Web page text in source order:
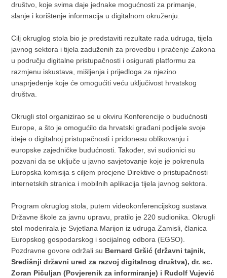
društvo, koje svima daje jednake mogućnosti za primanje,
slanje i korištenje informacija u digitalnom okruženju.
Cilj okruglog stola bio je predstaviti rezultate rada udruga, tijela
javnog sektora i tijela zaduženih za provedbu i praćenje Zakona
u području digitalne pristupačnosti i osigurati platformu za
razmjenu iskustava, mišljenja i prijedloga za njezino
unaprjeđenje koje će omogućiti veću uključivost hrvatskog
društva.
Okrugli stol organizirao se u okviru Konferencije o budućnosti
Europe, a što je omogućilo da hrvatski građani podijele svoje
ideje o digitalnoj pristupačnosti i pridonesu oblikovanju i
europske zajedničke budućnosti. Također, svi sudionici su
pozvani da se uključe u javno savjetovanje koje je pokrenula
Europska komisija s ciljem procjene Direktive o pristupačnosti
internetskih stranica i mobilnih aplikacija tijela javnog sektora.
Program okruglog stola, putem videokonferencijskog sustava
Državne škole za javnu upravu, pratilo je 220 sudionika. Okrugli
stol moderirala je Svjetlana Marijon iz udruga Zamisli, članica
Europskog gospodarskog i socijalnog odbora (EGSO).
Pozdravne govore održali su Bernard Gršić (državni tajnik,
Središnji državni ured za razvoj digitalnog društva), dr. sc.
Zoran Pičuljan (Povjerenik za informiranje) i Rudolf Vujević